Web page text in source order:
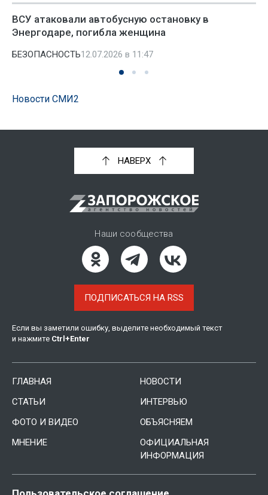
ВСУ атаковали автобусную остановку в
Энергодаре, погибла женщина
БЕЗОПАСНОСТЬ12.07.2026 в 11:47
Новости СМИ2
НАВЕРХ
Наши сообщества
ПОДПИСАТЬСЯ НА RSS
Если вы заметили ошибку, выделите необходимый текст
и нажмите Ctrl +Enter
ГЛАВНАЯ
НОВОСТИ
СТАТЬИ
ИНТЕРВЬЮ
ФОТО И ВИДЕО
ОБЪЯСНЯЕМ
МНЕНИЕ
ОФИЦИАЛЬНАЯ
ИНФОРМАЦИЯ